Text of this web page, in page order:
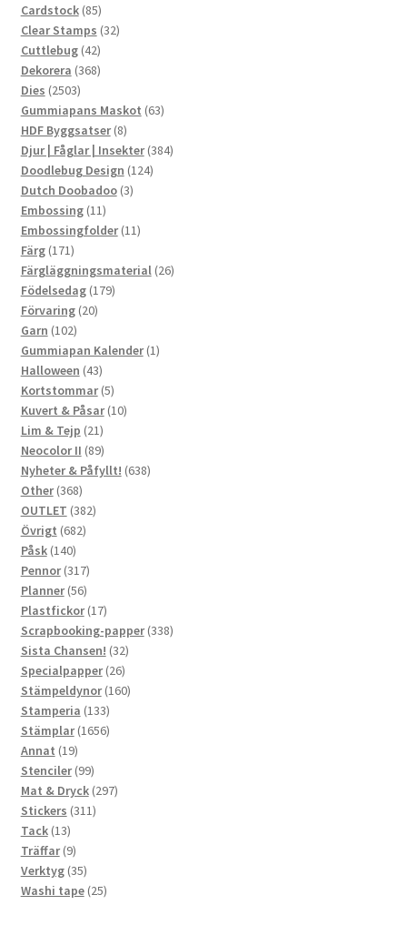
produkter
Cardstock 8585
produkter
Clear Stamps 3232
Cuttlebug 4242
produkter
Dekorera 368368
Dies 25032503
produkter
Gummiapans Maskot 6363
HDF Byggsatser 88
produkter
Djur | Fåglar | Insekter 384384
Doodlebug Design 124124
Dutch Doobadoo 33
Embossing 1111
produkter
Embossingfolder 1111
Färg 171171
produkter
Färgläggningsmaterial 2626
Födelsedag 179179
Förvaring 2020
Garn 102102
produkter
Gummiapan Kalender 11
Halloween 4343
produkter
Kortstommar 55
produkter
Kuvert & Påsar 1010
Lim & Tejp 2121
produkter
Neocolor II 8989
produkter
Nyheter & Påfyllt! 638638
Other 368368
produkter
OUTLET 382382
Övrigt 682682
Påsk 140140
produkter
Pennor 317317
produkter
Planner 5656
produkter
Plastfickor 1717
produkter
Scrapbooking-papper 338338
Sista Chansen! 3232
produkter
Specialpapper 2626
produkter
Stämpeldynor 160160
Stamperia 133133
produkter
Stämplar 16561656
Annat 1919
produkter
Stenciler 9999
produkter
Mat & Dryck 297297
Stickers 311311
Tack 1313
produkter
Träffar 99
produkter
Verktyg 3535
produkter
Washi tape 2525